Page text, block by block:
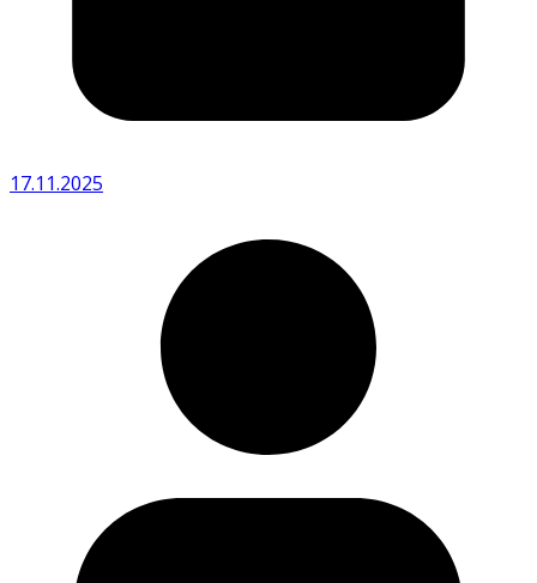
17.11.2025